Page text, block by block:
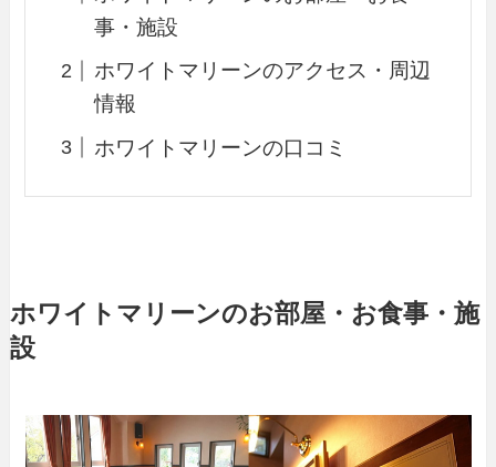
事・施設
ホワイトマリーンのアクセス・周辺
情報
ホワイトマリーンの口コミ
ホワイトマリーンのお部屋・お食事・施
設